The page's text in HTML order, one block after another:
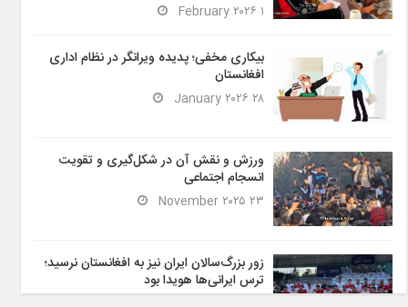
۱ February ۲۰۲۶
بیکاری مخفی؛ پدیده ویرانگر در نظام اداری
افغانستان
۲۸ January ۲۰۲۶
ورزش و نقش آن در شکل‌گیری و تقویت
انسجام اجتماعی
۲۳ November ۲۰۲۵
زور بزرگ‌سالان ایران نیز به افغانستان نرسید؛
ترس ایرانی‌ها هویدا بود